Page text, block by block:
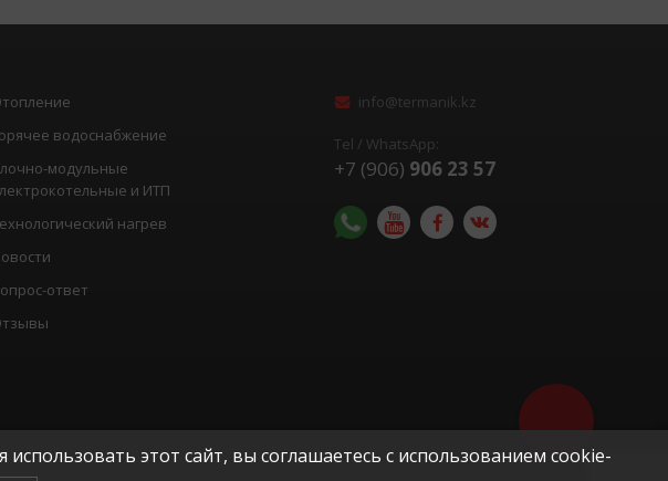
водоснабжение
модульные
и ИТП
нагрев
ответ
info@termanik.kz
Tel / WhatsApp:
+7 (906) 906 23 57
"
Помочь с
оборудования?
этот сайт, вы соглашаетесь с использованием cookie-